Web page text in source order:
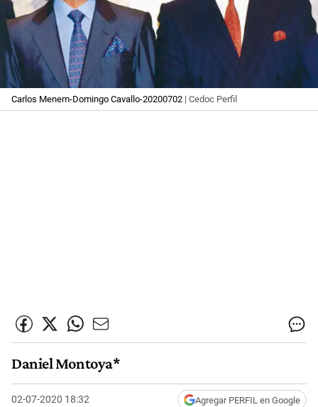
Carlos Menem-Domingo Cavallo-20200702 | Cedoc Perfil
Daniel Montoya*
02-07-2020 18:32 Agregar PERFIL en Google